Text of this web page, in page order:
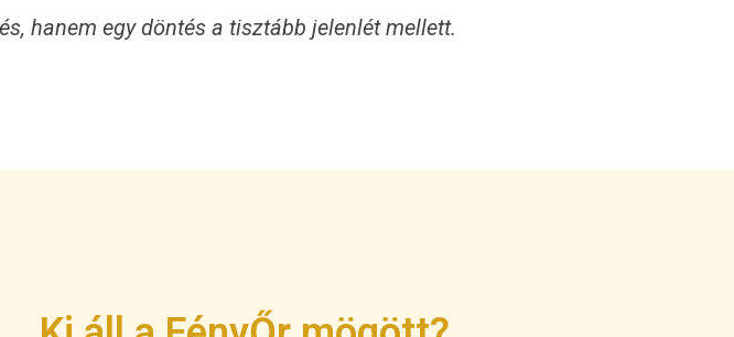
hanem egy döntés a tisztább jelenlét mellett.